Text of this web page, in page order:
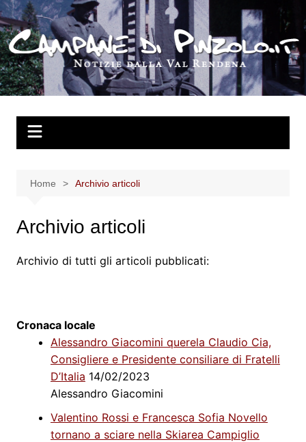
Salta
al
contenuto
Home Archivio articoli
Archivio articoli
Archivio di tutti gli articoli pubblicati:
Cronaca locale
Alessandro Giacomini querela Claudio Cia,
Consigliere e Presidente consiliare di Fratelli
D’Italia 14/02/2023
Alessandro Giacomini
Valentino Rossi e Francesca Sofia Novello
tornano a sciare nella Skiarea Campiglio